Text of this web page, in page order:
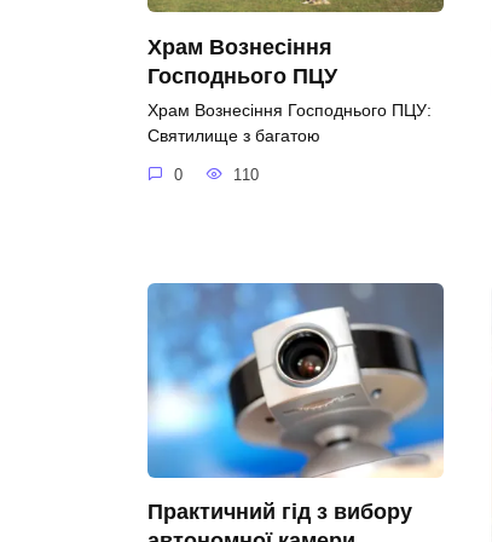
Храм Вознесіння
Господнього ПЦУ
Храм Вознесіння Господнього ПЦУ:
Святилище з багатою
0 110
Практичний гід з вибору